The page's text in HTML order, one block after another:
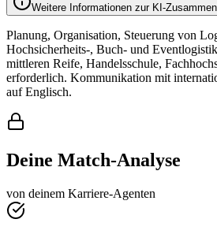
Weitere Informationen zur KI-
Planung, Organisation, Steuerung von
Hochsicherheits-, Buch- und
mittleren Reife, Handelsschule,
erforderlich. Kommunikation mit
auf Englisch.
Deine Match-Analyse
von deinem Karriere-Agenten